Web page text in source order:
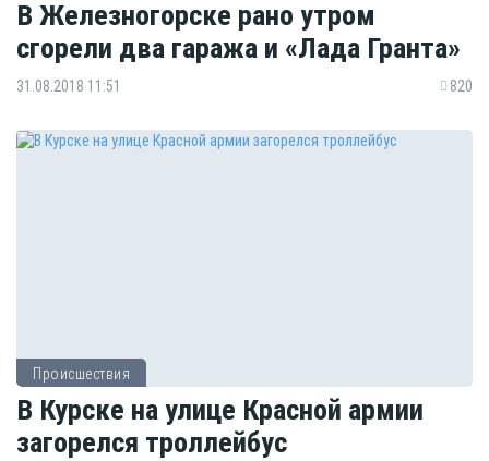
В Железногорске рано утром
сгорели два гаража и «Лада Гранта»
31.08.2018 11:51 820
Происшествия
В Курске на улице Красной армии
загорелся троллейбус